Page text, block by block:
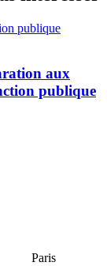
publique
aux
publique
Paris